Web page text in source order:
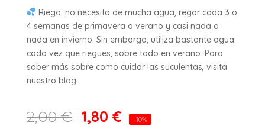
Riego: no necesita de mucha agua, regar cada 3 o
4 semanas de primavera a verano y casi nada o
nada en invierno. Sin embargo, utiliza bastante agua
cada vez que riegues, sobre todo en verano. Para
saber más sobre como cuidar las suculentas, visita
nuestro blog.
2,00€ 1,80 € -10%